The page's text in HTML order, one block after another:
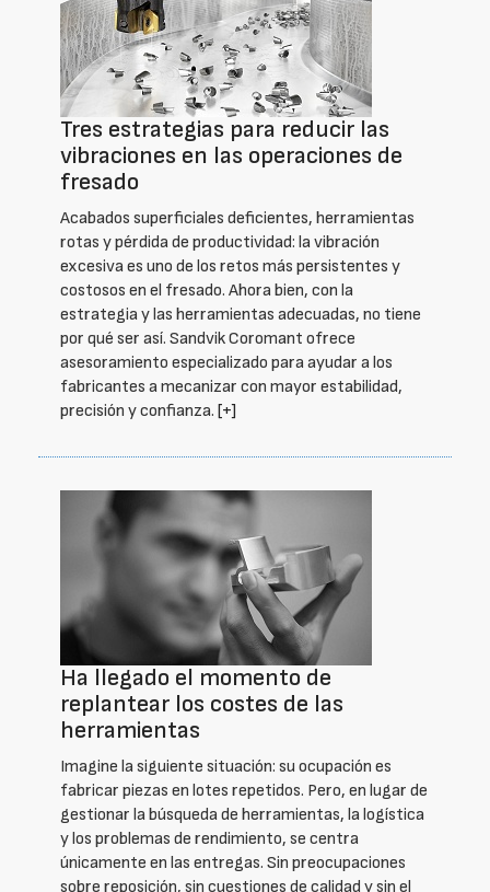
Tres estrategias para reducir las
vibraciones en las operaciones de
fresado
Acabados superficiales deficientes, herramientas
rotas y pérdida de productividad: la vibración
excesiva es uno de los retos más persistentes y
costosos en el fresado. Ahora bien, con la
estrategia y las herramientas adecuadas, no tiene
por qué ser así. Sandvik Coromant ofrece
asesoramiento especializado para ayudar a los
fabricantes a mecanizar con mayor estabilidad,
precisión y confianza. [+]
Ha llegado el momento de
replantear los costes de las
herramientas
Imagine la siguiente situación: su ocupación es
fabricar piezas en lotes repetidos. Pero, en lugar de
gestionar la búsqueda de herramientas, la logística
y los problemas de rendimiento, se centra
únicamente en las entregas. Sin preocupaciones
sobre reposición, sin cuestiones de calidad y sin el